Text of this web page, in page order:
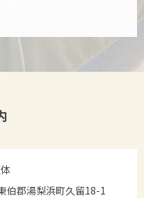
伯郡湯梨浜町久留18-1